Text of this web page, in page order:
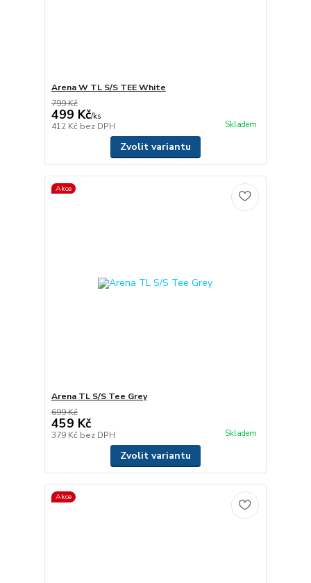
Arena W TL S/S TEE White
799 Kč
499 Kč/ks
412 Kč bez DPH Skladem
Zvolit variantu
Akce
Arena TL S/S Tee Grey
699 Kč
459 Kč
379 Kč bez DPH Skladem
Zvolit variantu
Akce